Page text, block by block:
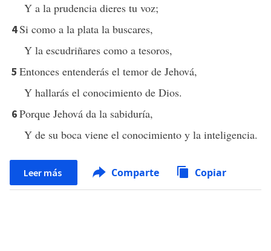
Y a la prudencia dieres tu voz;
4Si como a la plata la buscares,
Y la escudriñares como a tesoros,
5 Entonces entenderás el temor de Jehová,
Y hallarás el conocimiento de Dios.
6Porque Jehová da la sabiduría,
Y de su boca viene el conocimiento y la inteligencia.
Leer más Comparte Copiar